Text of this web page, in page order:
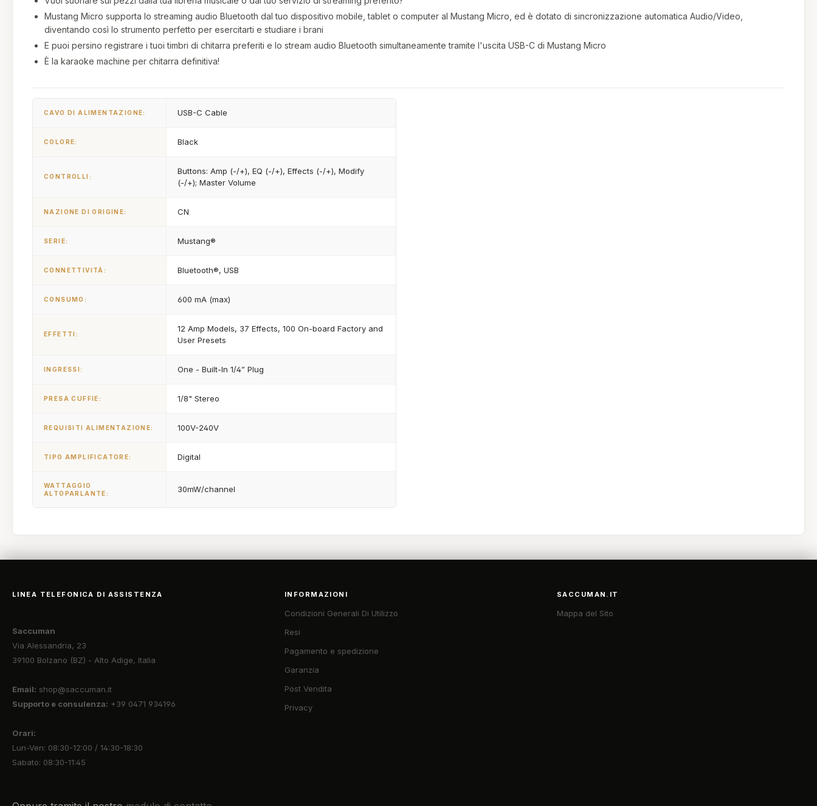
Mustang Micro supporta lo streaming audio Bluetooth dal tuo dispositivo mobile, tablet o computer al Mustang Micro, ed è dotato di sincronizzazione automatica Audio/Video,
diventando così lo strumento perfetto per esercitarti e studiare i brani
E puoi persino registrare i tuoi timbri di chitarra preferiti e lo stream audio Bluetooth simultaneamente tramite l'uscita USB-C di Mustang Micro
È la karaoke machine per chitarra definitiva!
CAVO DI ALIMENTAZIONE: USB-C Cable
COLORE: Black
CONTROLLI:
Buttons: Amp (-/+), EQ (-/+), Effects (-/+), Modify
(-/+); Master Volume
NAZIONE DI ORIGINE: CN
SERIE: Mustang®
CONNETTIVITÀ: Bluetooth®, USB
CONSUMO: 600 mA (max)
EFFETTI:
12 Amp Models, 37 Effects, 100 On-board Factory and
User Presets
INGRESSI: One - Built-In 1/4” Plug
PRESA CUFFIE: 1/8" Stereo
REQUISITI ALIMENTAZIONE: 100V-240V
TIPO AMPLIFICATORE: Digital
WATTAGGIO
ALTOPARLANTE:
30mW/channel
LINEA TELEFONICA DI ASSISTENZA
Saccuman
Via Alessandria, 23
39100 Bolzano (BZ) - Alto Adige, Italia
Email: shop@saccuman.it
Supporto e consulenza: +39 0471 934196
Orari:
Lun-Ven: 08:30-12:00 / 14:30-18:30
Sabato: 08:30-11:45
INFORMAZIONI
Condizioni Generali Di Utilizzo
Resi
Pagamento e spedizione
Garanzia
Post Vendita
Privacy
SACCUMAN.IT
Mappa del Sito